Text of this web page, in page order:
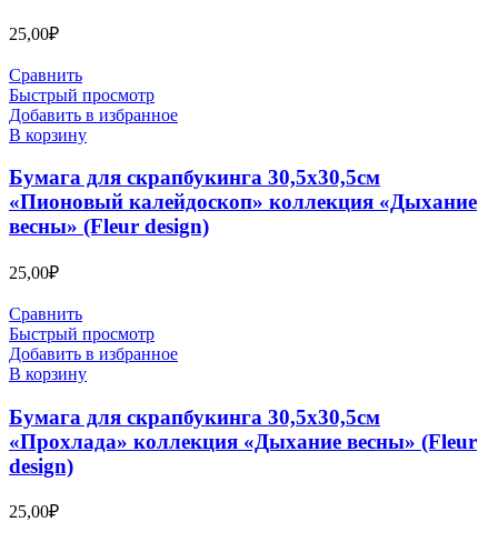
25,00₽
Сравнить
Быстрый просмотр
Добавить в избранное
В корзину
Бумага для скрапбукинга 30,5х30,5см
«Пионовый калейдоскоп» коллекция «Дыхание
весны» (Fleur design)
25,00₽
Сравнить
Быстрый просмотр
Добавить в избранное
В корзину
Бумага для скрапбукинга 30,5х30,5см
«Прохлада» коллекция «Дыхание весны» (Fleur
design)
25,00₽